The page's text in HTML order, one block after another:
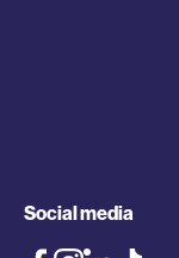
Social media